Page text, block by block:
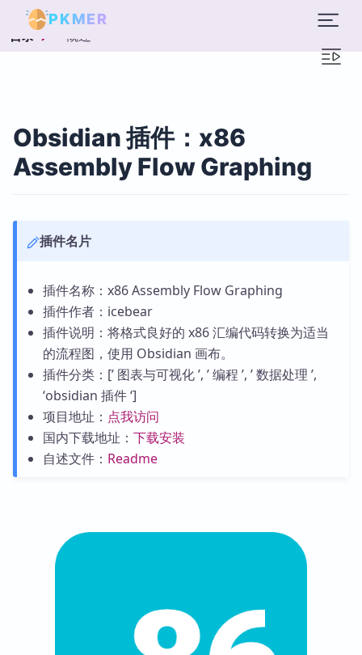
PKMER
目录 概述
Obsidian 插件：x86
Assembly Flow Graphing
插件名片
插件名称：x86 Assembly Flow Graphing
插件作者：icebear
插件说明：将格式良好的 x86 汇编代码转换为适当
的流程图，使用 Obsidian 画布。
插件分类：[’ 图表与可视化 ’, ’ 编程 ’, ’ 数据处理 ’,
‘obsidian 插件 ‘]
项目地址： 点我访问
国内下载地址： 下载安装
自述文件： Readme